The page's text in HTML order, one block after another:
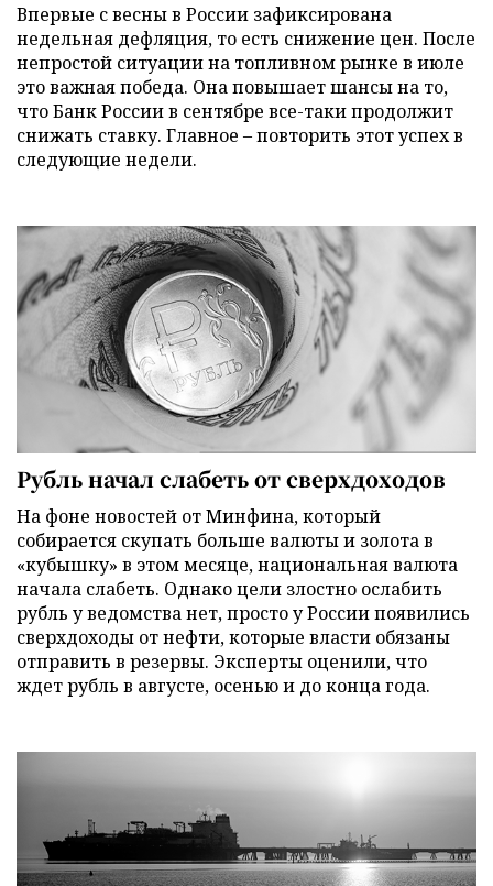
Впервые с весны в России зафиксирована
недельная дефляция, то есть снижение цен. После
непростой ситуации на топливном рынке в июле
это важная победа. Она повышает шансы на то,
что Банк России в сентябре все-таки продолжит
снижать ставку. Главное – повторить этот успех в
следующие недели.
Рубль начал слабеть от сверхдоходов
На фоне новостей от Минфина, который
собирается скупать больше валюты и золота в
«кубышку» в этом месяце, национальная валюта
начала слабеть. Однако цели злостно ослабить
рубль у ведомства нет, просто у России появились
сверхдоходы от нефти, которые власти обязаны
отправить в резервы. Эксперты оценили, что
ждет рубль в августе, осенью и до конца года.